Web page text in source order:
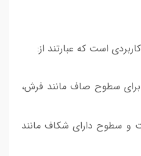
سطوح صاف مانند فرش،
دارای شکاف مانند